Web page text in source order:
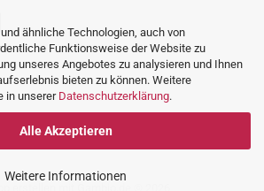
ähnliche Technologien, auch von
Funktionsweise der Website zu
unseres Angebotes zu analysieren und Ihnen
bieten zu können. Weitere
in unserer Datenschutzerklärung.
Alle Akzeptieren
Weitere Informationen